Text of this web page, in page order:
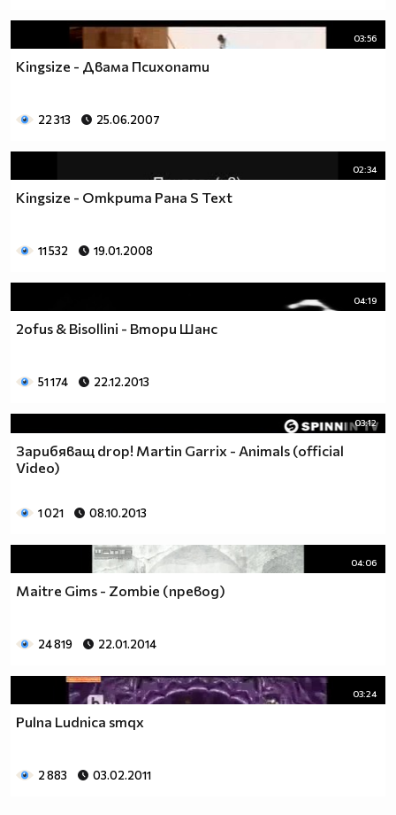
03:56
Kingsize - Двама Психопати
22 313 25.06.2007
02:34
Kingsize - Открита Рана S Text
11 532 19.01.2008
04:19
2ofus & Bisollini - Втори Шанс
51 174 22.12.2013
03:12
Зарибяващ drop! Martin Garrix - Animals (official
Video)
1 021 08.10.2013
04:06
Maitre Gims - Zombie (превод)
24 819 22.01.2014
03:24
Pulna Ludnica smqx
2 883 03.02.2011